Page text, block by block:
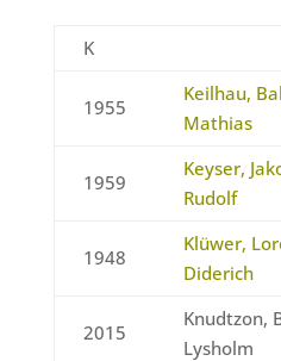
K
1955
Keilhau,
Mathias
1959
Keyser,
Rudolf
1948
Klüwer,
Diderich
2015
Knudtzon,
Lysholm